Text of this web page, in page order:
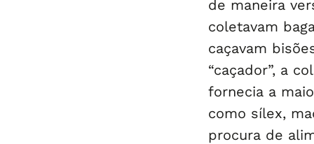
de maneira
coletavam
caçavam
“caçador”, a
fornecia a
como sílex,
procura de